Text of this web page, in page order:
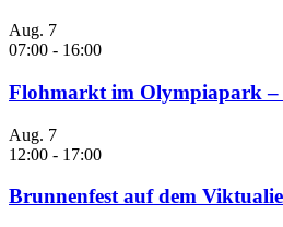
Aug. 7
07:00 - 16:00
Flohmarkt im Olympiapark –
Aug. 7
12:00 - 17:00
Brunnenfest auf dem